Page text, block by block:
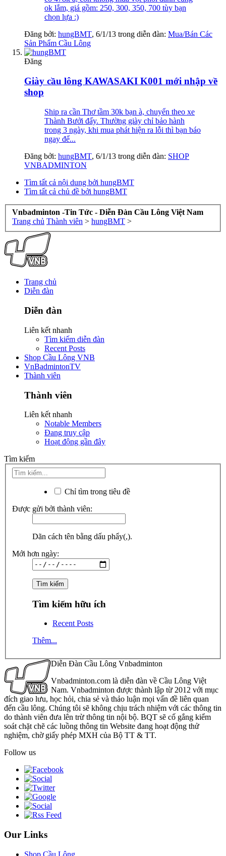
ok lắm, giá gồm: 250, 300, 350, 700 tùy bạn
chọn lựa :)
Đăng bởi: hungBMT, 6/1/13 trong diễn đàn: Mua/Bán Các
Sản Phẩm Cầu Lông
Đăng
Giày cầu lông KAWASAKI K001 mới nhập về
shop
Ship ra cần Thơ tầm 30k bạn à, chuyển theo xe
Thành Bưởi đấy. Thường giày chỉ bảo hành
trong 3 ngày, khi mua phát hiện ra lỗi thì bạn báo
ngay để...
Đăng bởi: hungBMT, 6/1/13 trong diễn đàn: SHOP
VNBADMINTON
Tìm tất cả nội dung bởi hungBMT
Tìm tất cả chủ đề bởi hungBMT
Vnbadminton -Tin Tức - Diễn Đàn Cầu Lông Việt Nam
Trang chủ Thành viên > hungBMT >
Trang chủ
Diễn đàn
Diễn đàn
Liên kết nhanh
Tìm kiếm diễn đàn
Recent Posts
Shop Cầu Lông VNB
VnBadmintonTV
Thành viên
Thành viên
Liên kết nhanh
Notable Members
Đang truy cập
Hoạt động gần đây
Tìm kiếm
Chỉ tìm trong tiêu đề
Được gửi bởi thành viên:
Dãn cách tên bằng dấu phẩy(,).
Mới hơn ngày:
Tìm kiếm hữu ích
Recent Posts
Thêm...
Diễn Đàn Cầu Lông Vnbadminton
Vnbadminton.com là diễn đàn về Cầu Lông Việt
Nam. Vnbadminton được thành lập từ 2012 với mục
đích giao lưu, học hỏi, chia sẻ và thảo luận mọi vấn đề liên quan
đến cầu lông. Chúng tôi sẽ không chịu trách nhiệm với các thông tin
do thành viên đưa lên trừ thông tin nội bộ. BQT sẽ cố gắng kiểm
soát chặt chẽ các luồng thông tin Website đang hoạt động thử
nghiệm, chờ giấy phép MXH của Bộ TT & TT.
Follow us
Our Links
Shop Cầu Lông